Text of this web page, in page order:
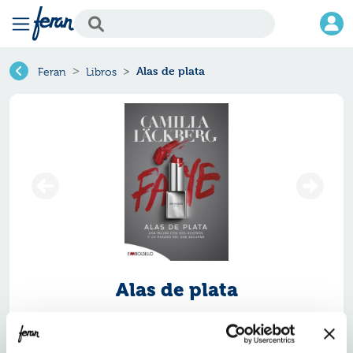
Feran Libros Alas de plata
Alas de plata
Ref.
ISBN: